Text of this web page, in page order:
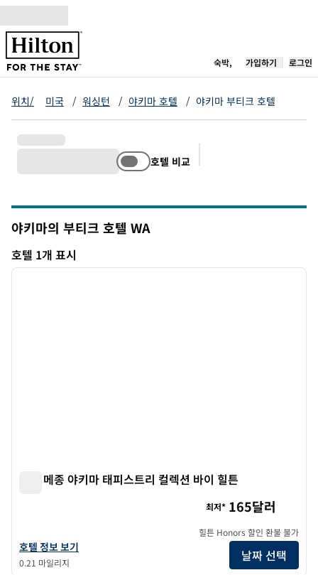
콘텐츠로 이동
숙박, 새 탭 열림
가입하기 로그인
위치/ 미국 / 워싱턴 / 야키마 호텔 / 야키마 부티크 호텔
호텔 비교
야키마의 부티크 호텔 WA
호텔 1개 표시
호텔 1개 표시
1/12
다음
호텔 메종 야키마 태피스트리 컬렉션 바이 힐튼
호텔 메종 야키마 태피스트리 컬렉션 바이 힐튼 호텔 정보 보기
호텔 정보 보기
0.21 마일리지
최저* 165달러
힐튼 Honors 할인 환불 불가
날짜 선택